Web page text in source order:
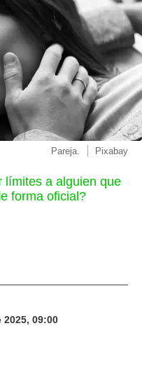
Pareja. Pixabay
límites a alguien que
forma oficial?
2025, 09:00